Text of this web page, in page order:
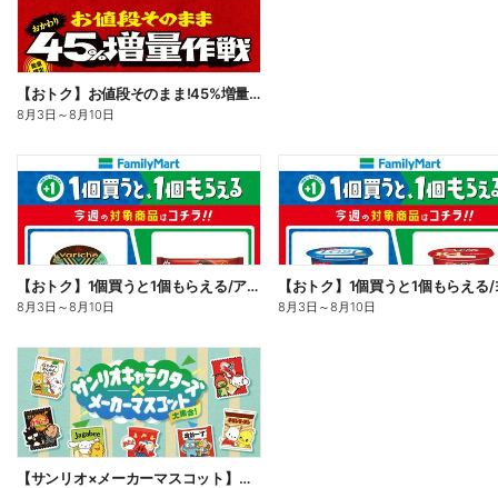
【おトク】お値段そのまま!45%増量作戦!
8月3日 ～8月10日
【おトク】1個買うと1個もらえる/アイス
8月3日 ～8月10日 8月3日 ～8月10日
【サンリオ×メーカーマスコット】オリジナルグッズ貰える!